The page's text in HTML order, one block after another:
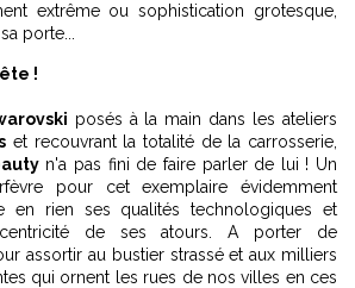
extrême ou sophistication grotesque,
porte...
!
posés à la main dans les ateliers
et recouvrant la totalité de la carrosserie,
n'a pas fini de faire parler de lui ! Un
pour cet exemplaire évidemment
en rien ses qualités technologiques et
de ses atours. A porter de
assortir au bustier strassé et aux milliers
qui ornent les rues de nos villes en ces